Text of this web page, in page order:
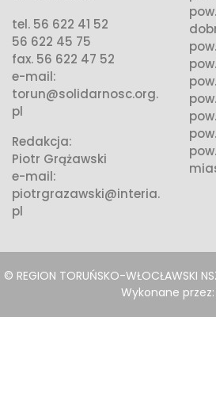
tel. 56 622 41 52
56 622 45 75
fax. 56 622 47 52
e-mail:
torun@solidarnosc.org.
pl
Redakcja:
Piotr Grążawski
e-mail:
piotrgrazawski@interia.
pl
© REGION TORUŃSKO-WŁOCŁAWSKI
Wykonane przez: